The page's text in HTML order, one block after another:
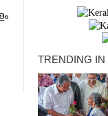
TRENDING IN